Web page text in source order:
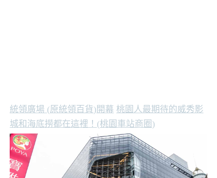
統領廣場 (原統領百貨) 開幕 桃園人最期待的威秀影
城和海底撈都在這裡！ (桃園車站商圈 )